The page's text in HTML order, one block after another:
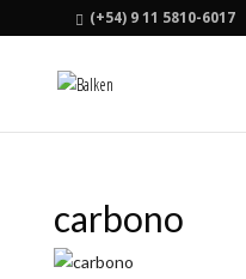
(+54) 9 11 5810-6017
carbono